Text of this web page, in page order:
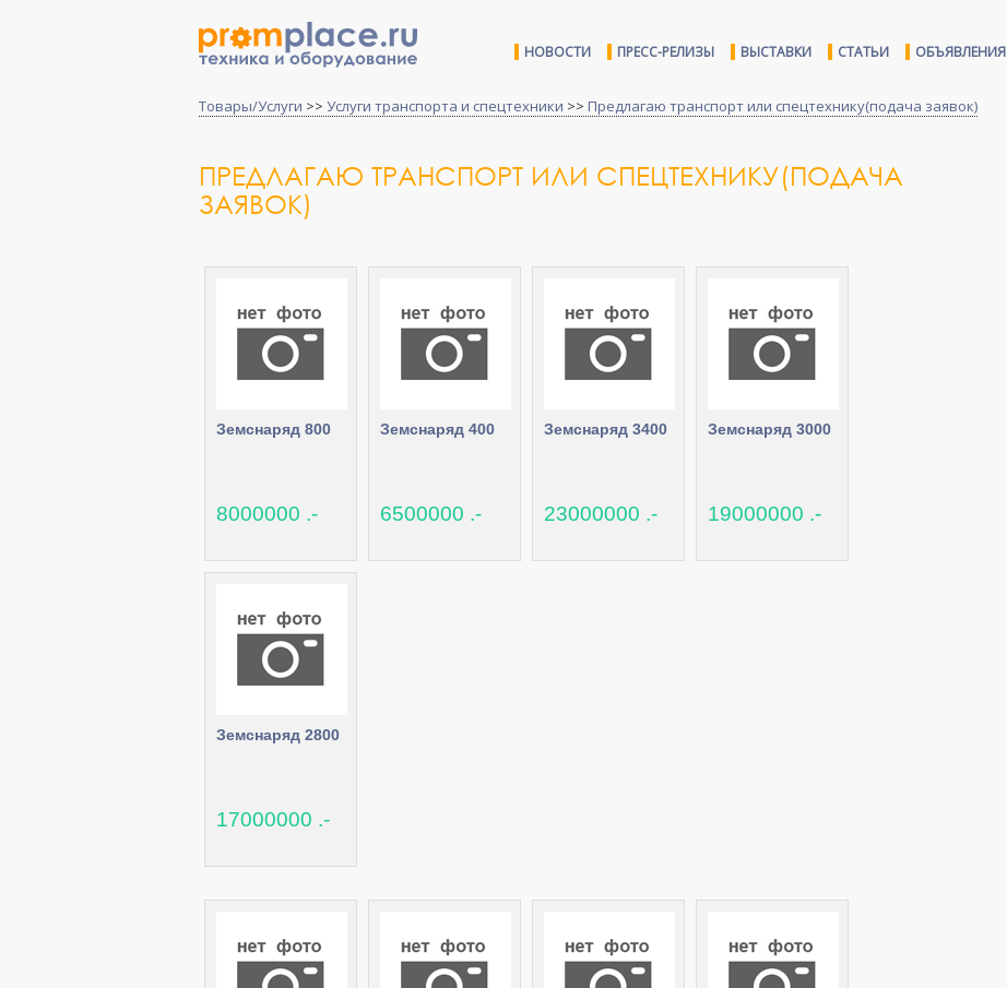
НОВОСТИ ПРЕСС-РЕЛИЗЫ ВЫСТАВКИ СТАТЬИ ОБЪЯВЛЕНИЯ
Товары/Услуги >> Услуги транспорта и спецтехники >> Предлагаю транспорт или спецтехнику(подача заявок)
ПРЕДЛАГАЮ ТРАНСПОРТ ИЛИ СПЕЦТЕХНИКУ(ПОДАЧА
ЗАЯВОК)
Земснаряд 800
8000000 .-
Земснаряд 400
6500000 .-
Земснаряд 3400
23000000 .-
Земснаряд 3000
19000000 .-
Земснаряд 2800
17000000 .-